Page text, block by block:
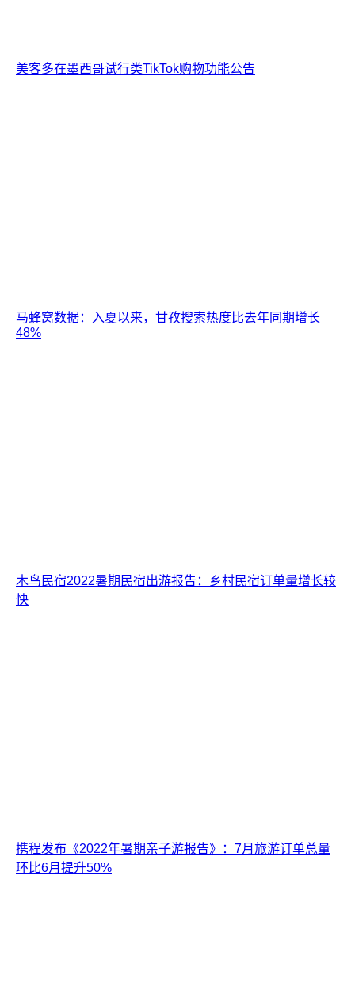
美客多在墨西哥试行类TikTok购物功能公告
马蜂窝数据：入夏以来，甘孜搜索热度比去年同期增长
48%
木鸟民宿2022暑期民宿出游报告：乡村民宿订单量增长较
快
携程发布《2022年暑期亲子游报告》：7月旅游订单总量
环比6月提升50%